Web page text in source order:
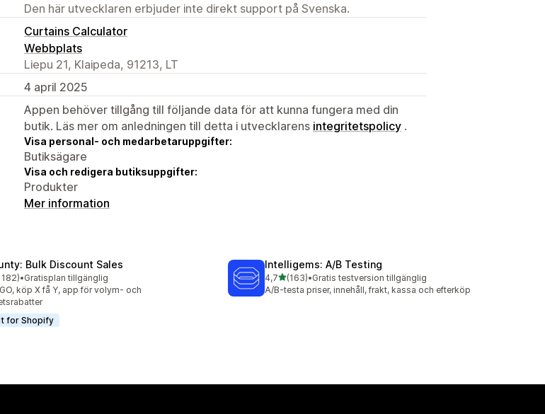
Den här utvecklaren erbjuder inte direkt support på Svenska.
Curtains Calculator
Webbplats
Liepu 21, Klaipeda, 91213, LT
4 april 2025
Appen behöver tillgång till följande data för att kunna fungera med din
butik. Läs mer om anledningen till detta i utvecklarens integritetspolicy .
Visa personal- och medarbetaruppgifter:
Butiksägare
Visa och redigera butiksuppgifter:
Produkter
Mer information
Bulk Discount Sales
stjärnor
182) totalt
•Gratisplan tillgänglig
köp X få Y, app för volym- och
for Shopify
Intelligems: A/B Testing
4,7av 5 stjärnor
(163)
163 recensioner totalt
•Gratis testversion tillgänglig
A/B-testa priser, innehåll, frakt, kassa och efterköp